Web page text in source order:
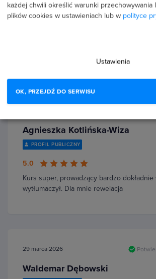
PROFIL PUBLICZNY
Agnieszka Kotlińska-Wiza
PROFIL PUBLICZNY
5.0
Kurs super, prowadzący bardzo
wytłumaczył. Dla mnie rewelacja
29 marca 2026
Waldemar Dębowski
każdej chwili określić warunki przechowywania
plików cookies w ustawieniach lub w polityce
Ustawienia
OK, PRZEJDŹ DO SERWISU